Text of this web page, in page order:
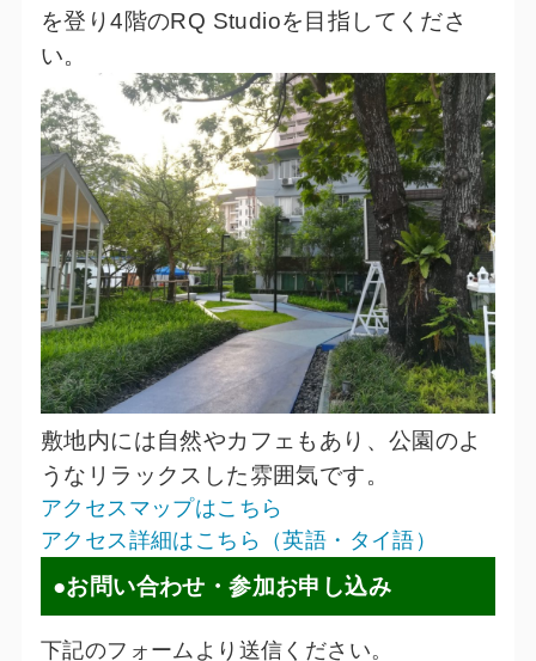
を登り4階のRQ Studioを目指してくださ
い。
敷地内には自然やカフェもあり、公園のよ
うなリラックスした雰囲気です。
アクセスマップはこちら
アクセス詳細はこちら（英語・タイ語）
●お問い合わせ・参加お申し込み
下記のフォームより送信ください。